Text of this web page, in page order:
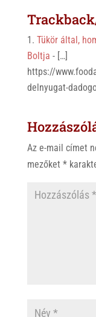
A
p
p
o
Tükör által,
Boltja - […]
https://
delnyugat-
Az e-mail címet
mezőket *